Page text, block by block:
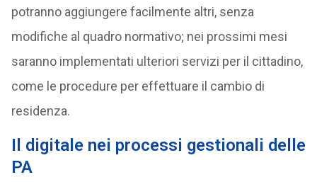
potranno aggiungere facilmente altri, senza
modifiche al quadro normativo; nei prossimi mesi
saranno implementati ulteriori servizi per il cittadino,
come le procedure per effettuare il cambio di
residenza.
Il digitale nei processi gestionali delle
PA